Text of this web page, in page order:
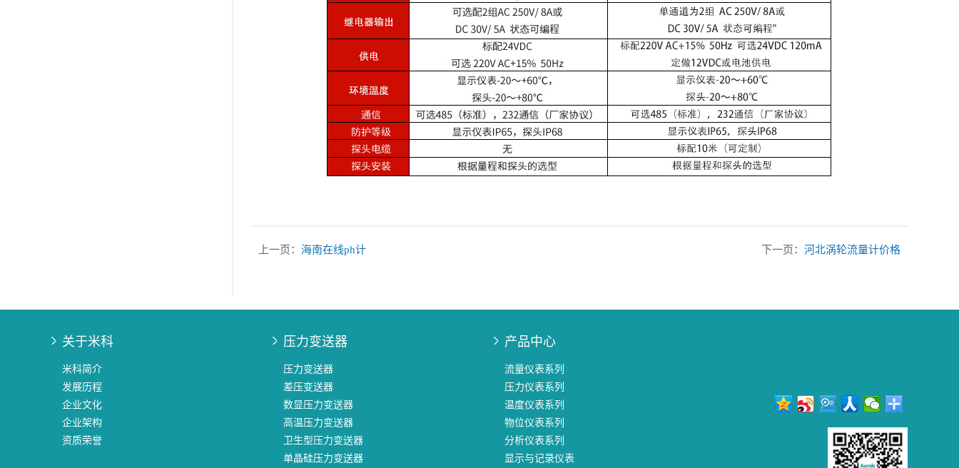
上一页： 海南在线ph计 下一页： 河北涡轮流量计价格
关于米科
米科简介
发展历程
企业文化
企业架构
资质荣誉
压力变送器
压力变送器
差压变送器
数显压力变送器
高温压力变送器
卫生型压力变送器
单晶硅压力变送器
产品中心
流量仪表系列
压力仪表系列
温度仪表系列
物位仪表系列
分析仪表系列
显示与记录仪表